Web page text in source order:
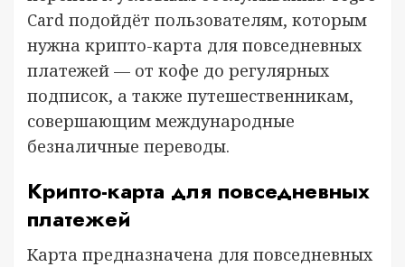
Card подойдёт пользователям, которым
нужна крипто-карта для повседневных
платежей — от кофе до регулярных
подписок, а также путешественникам,
совершающим международные
безналичные переводы.
Крипто-карта для повседневных
платежей
Карта предназначена для повседневных